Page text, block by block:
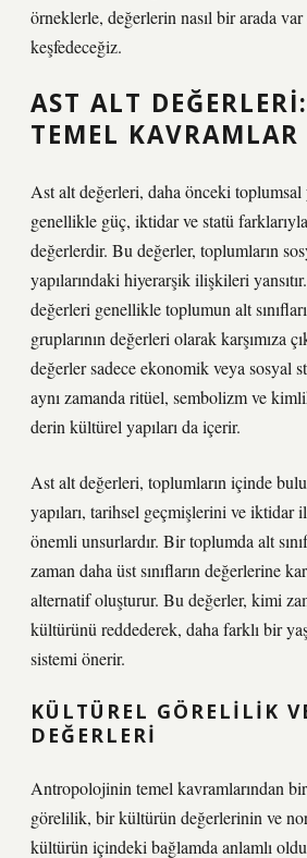
örneklerle, değerlerin nasıl bir arada
keşfedeceğiz.
AST ALT
TEMEL KAVRAMLAR
Ast alt değerleri, daha önceki toplumsal
genellikle güç, iktidar ve statü
değerlerdir. Bu değerler, toplumların
yapılarındaki hiyerarşik ilişkileri
değerleri genellikle toplumun alt
gruplarının değerleri olarak karşımıza
değerler sadece ekonomik veya sosyal
aynı zamanda ritüel, sembolizm ve
derin kültürel yapıları da içerir.
Ast alt değerleri, toplumların içinde
yapıları, tarihsel geçmişlerini ve iktidar
önemli unsurlardır. Bir toplumda alt
zaman daha üst sınıfların değerlerine
alternatif oluşturur. Bu değerler, kimi
kültürünü reddederek, daha farklı bir
sistemi önerir.
KÜLTÜREL GÖRELILIK
DEĞERLERI
Antropolojinin temel kavramlarından
görelilik, bir kültürün değerlerinin ve
kültürün içindeki bağlamda anlamlı